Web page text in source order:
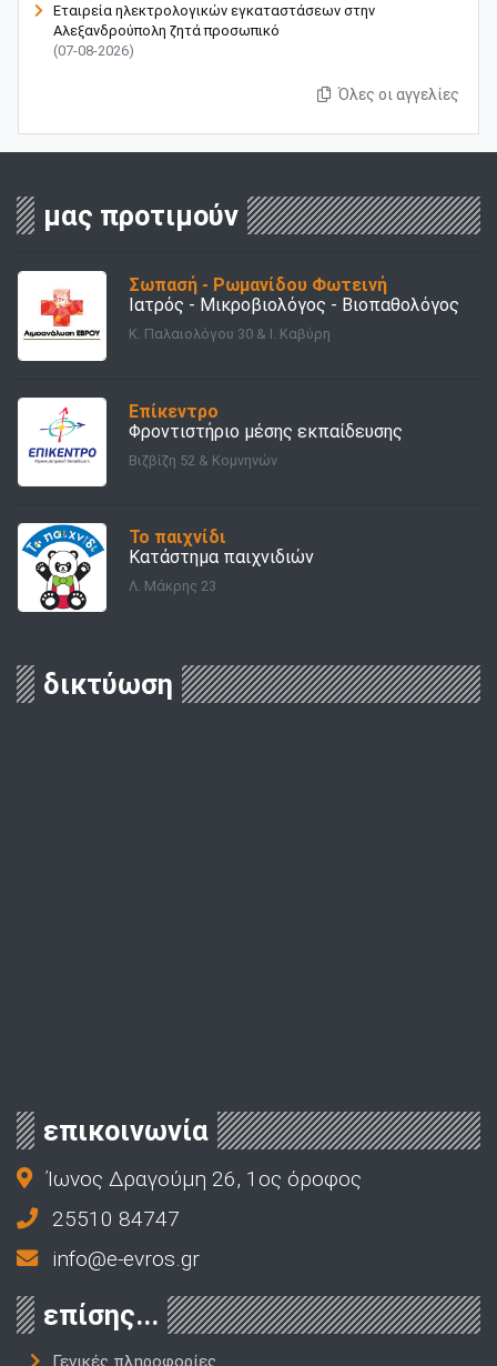
Εταιρεία ηλεκτρολογικών εγκαταστάσεων στην
Αλεξανδρούπολη ζητά προσωπικό
(07-08-2026)
Όλες οι αγγελίες
μας προτιμούν
Σωπασή - Ρωμανίδου Φωτεινή
Ιατρός - Μικροβιολόγος - Βιοπαθολόγος
Κ. Παλαιολόγου 30 & Ι. Καβύρη
Επίκεντρο
Φροντιστήριο μέσης εκπαίδευσης
Βιζβίζη 52 & Κομνηνών
Το παιχνίδι
Κατάστημα παιχνιδιών
Λ. Μάκρης 23
δικτύωση
επικοινωνία
Ίωνος Δραγούμη 26, 1ος όροφος
25510 84747
info@e-evros.gr
επίσης...